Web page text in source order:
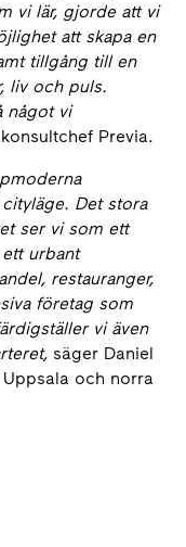
vi lär, gjorde att vi
att skapa en
tillgång till en
liv och puls.
något vi
Previa.
Det stora
ser vi som ett
urbant
restauranger,
företag som
vi även
säger Daniel
och norra